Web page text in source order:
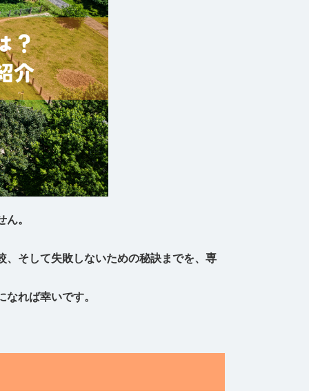
。
、そして失敗しないための秘訣までを、専
れば幸いです。